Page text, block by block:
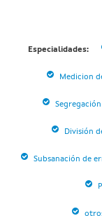
Especialidades:
Medicion
División
Subsanación de